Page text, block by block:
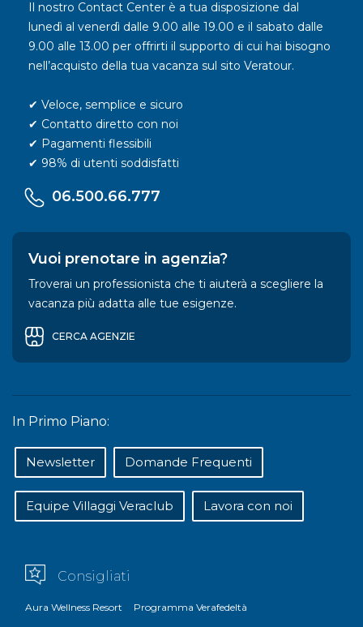
Il nostro Contact Center è a tua disposizione dal
lunedì al venerdì dalle 9.00 alle 19.00 e il sabato dalle
9.00 alle 13.00 per offrirti il supporto di cui hai bisogno
nell’acquisto della tua vacanza sul sito Veratour.
✔ Veloce, semplice e sicuro
✔ Contatto diretto con noi
✔ Pagamenti flessibili
✔ 98% di utenti soddisfatti
06.500.66.777
Vuoi prenotare in agenzia?
Troverai un professionista che ti aiuterà a scegliere la
vacanza più adatta alle tue esigenze.
CERCA AGENZIE
In Primo Piano:
Newsletter Domande Frequenti
Equipe Villaggi Veraclub Lavora con noi
Consigliati
Aura Wellness Resort Programma Verafedeltà